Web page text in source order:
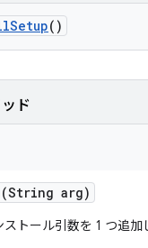
Setup()
ド
(String arg)
トール引数を 1 つ追加